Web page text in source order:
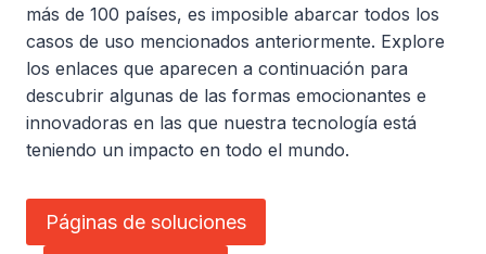
más de 100 países, es imposible abarcar todos los
casos de uso mencionados anteriormente. Explore
los enlaces que aparecen a continuación para
descubrir algunas de las formas emocionantes e
innovadoras en las que nuestra tecnología está
teniendo un impacto en todo el mundo.
Páginas de soluciones